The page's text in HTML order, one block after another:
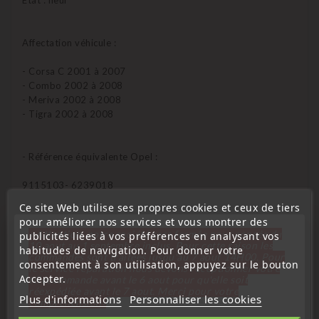
Affectation véhicule :
- Corsa C 2001 à 2007
- Combo 2002 à 2008
- Meriva 2002 à 2008
- Tigra 2002 à 2008
- Référence équivalente Opel :
9115103- 6239018
Qui peux programmer cet émetteur ?
Garage Opel – Oui
Garage indépendant – Oui
électromécanicien – Oui
Ce site Web utilise ses propres cookies et ceux de tiers
pour améliorer nos services et vous montrer des
publicités liées à vos préférences en analysant vos
habitudes de navigation. Pour donner votre
consentement à son utilisation, appuyez sur le bouton
Accepter.
Plus d'informations Personnaliser les cookies
« Attention, notre société sera fermée pour congés du
10 aout au 1 septembre inclus. Pour cette raison les
commandes sont traitées jusqu'au 7 aout 14H00. Pour
le service réparation nous devons réceptionner votre
télécommande avant le 6 aout pour qu'elle soit
compréhension»